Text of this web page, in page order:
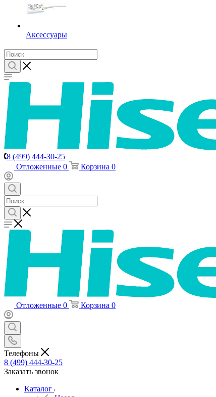
Аксессуары
8 (499) 444-30-25
Отложенные 0 Корзина 0
Отложенные 0 Корзина 0
Телефоны
8 (499) 444-30-25
Заказать звонок
Каталог